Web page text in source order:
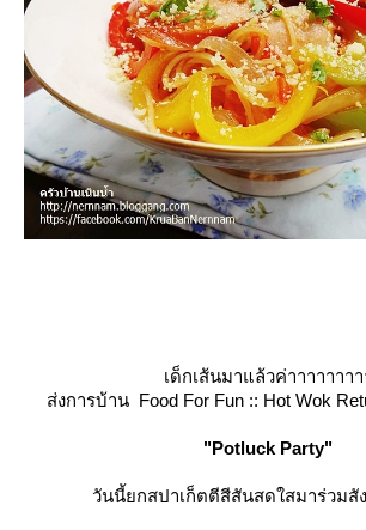
เด็กเส้นมาแล้วค่าาาาาาาา
ส่งการบ้าน Food For Fun :: Hot Wok
"Potluck Party"
วันนี้ยกสปาเก็ตตีสีสันสดใสมาร่วมสั